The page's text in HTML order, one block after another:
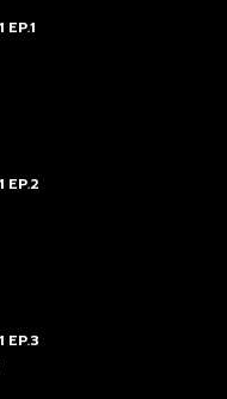
EP.1
EP.2
EP.3